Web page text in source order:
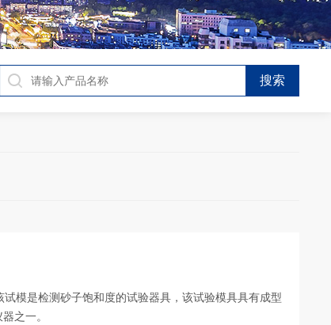
模是检测砂子饱和度的试验器具，该试验模具具有成型
之一。